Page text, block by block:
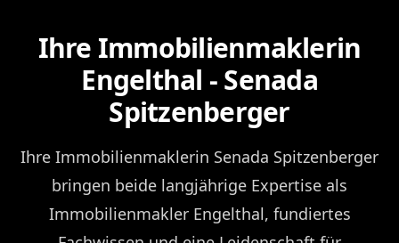
Ihre Immobilienmaklerin
Engelthal - Senada
Spitzenberger
Ihre Immobilienmaklerin Senada Spitzenberger
bringen beide langjährige Expertise als
Immobilienmakler Engelthal, fundiertes